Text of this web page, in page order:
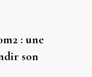
: une
son